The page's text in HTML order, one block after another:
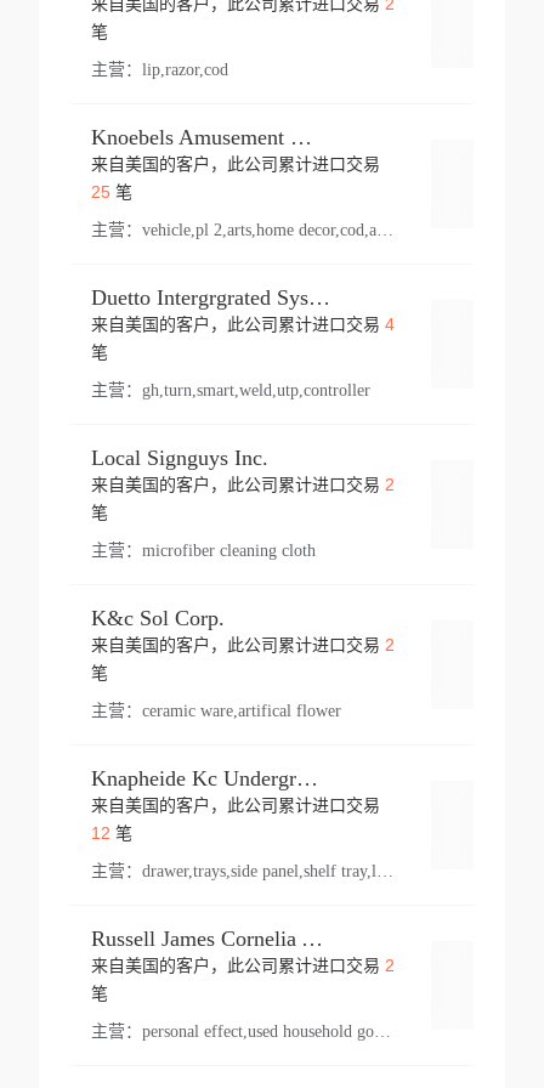
来自美国的客户，此公司累计进口交易
笔
主营： lip,razor,cod
Knoebels Amusement Resort
来自美国的客户，此公司累计进口交易
25笔
主营： vehicle,pl 2,arts,home decor,cod,amusement ride,sea
Duetto Intergrgrated Systems Inc.
来自美国的客户，此公司累计进口交易 4
笔
主营： gh,turn,smart,weld,utp,controller
Local Signguys Inc.
来自美国的客户，此公司累计进口交易 2
笔
主营： microfiber cleaning cloth
K&c Sol Corp.
来自美国的客户，此公司累计进口交易 2
笔
主营： ceramic ware,artifical flower
Knapheide Kc Underground
来自美国的客户，此公司累计进口交易
12 笔
主营：
Russell James Cornelia Arlington Va
来自美国的客户，此公司累计进口交易 2
笔
主营： personal effect,used household goods